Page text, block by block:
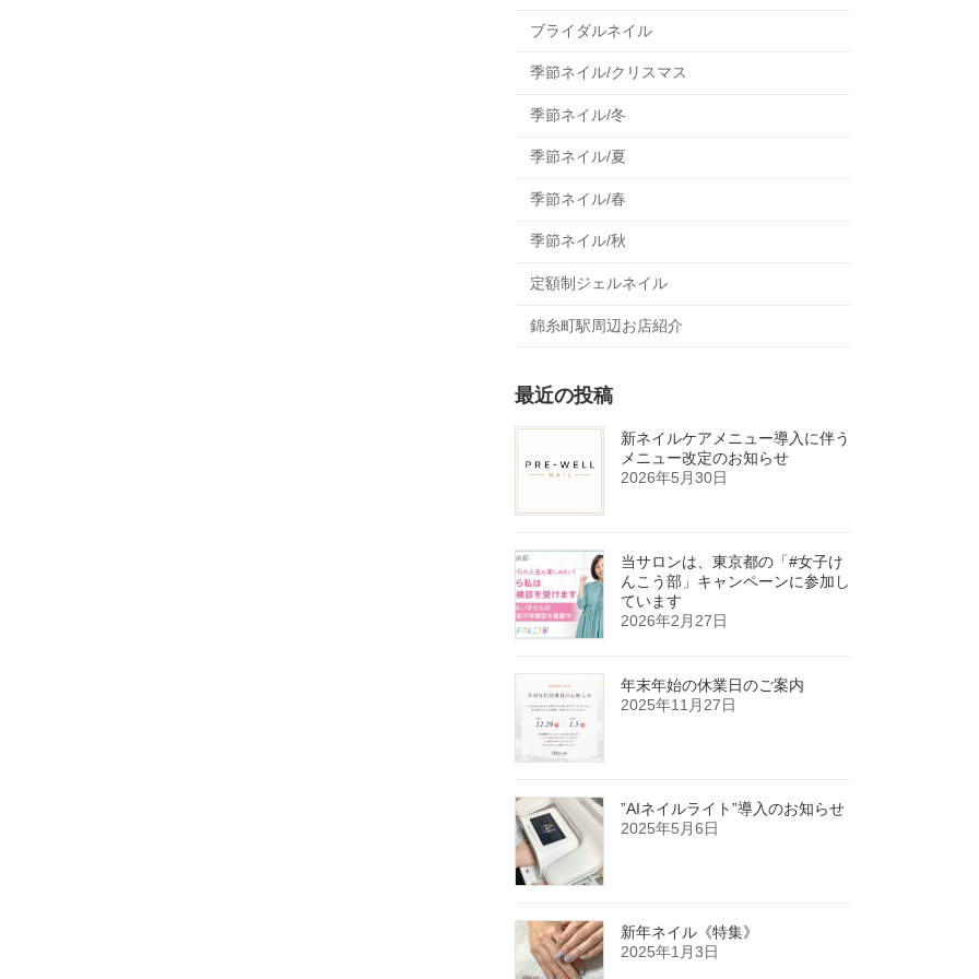
ブライダルネイル
季節ネイル/クリスマス
季節ネイル/冬
季節ネイル/夏
季節ネイル/春
季節ネイル/秋
定額制ジェルネイル
錦糸町駅周辺お店紹介
最近の投稿
新ネイルケアメニュー導入に伴う
メニュー改定のお知らせ
2026年5月30日
当サロンは、東京都の「#女子け
んこう部」キャンペーンに参加し
ています
2026年2月27日
年末年始の休業日のご案内
2025年11月27日
”AIネイルライト”導入のお知らせ
2025年5月6日
新年ネイル《特集》
2025年1月3日